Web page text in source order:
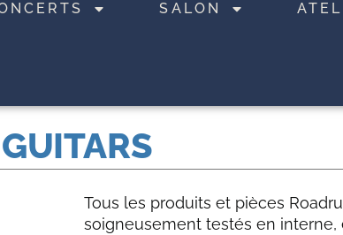
SALON
Tous les produits et pièces
soigneusement testés en interne,